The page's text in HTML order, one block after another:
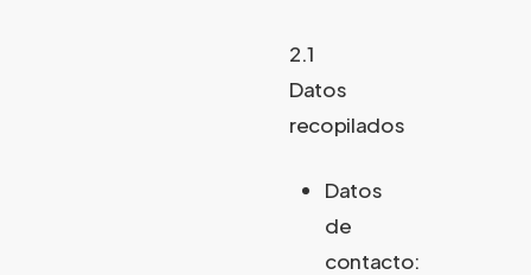
2.1
Datos
recopilados
Datos
de
contacto: